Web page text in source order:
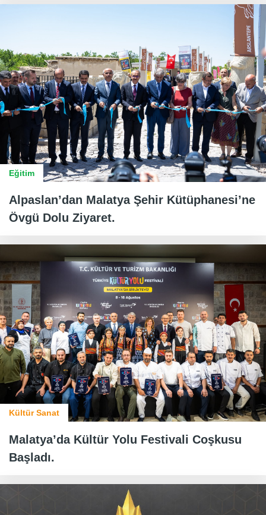
Eğitim
Alpaslan’dan Malatya Şehir Kütüphanesi’ne
Övgü Dolu Ziyaret.
Kültür Sanat
Malatya’da Kültür Yolu Festivali Coşkusu
Başladı.